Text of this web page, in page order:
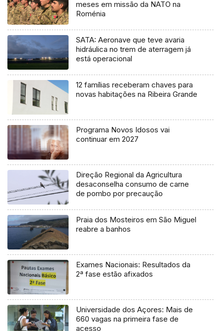
meses em missão da NATO na
Roménia
SATA: Aeronave que teve avaria
hidráulica no trem de aterragem já
está operacional
12 famílias receberam chaves para
novas habitações na Ribeira Grande
Programa Novos Idosos vai
continuar em 2027
Direção Regional da Agricultura
desaconselha consumo de carne
de pombo por precaução
Praia dos Mosteiros em São Miguel
reabre a banhos
Exames Nacionais: Resultados da
2ª fase estão afixados
Universidade dos Açores: Mais de
660 vagas na primeira fase de
acesso